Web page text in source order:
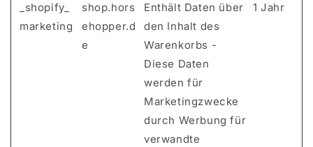
_shopify_
marketing
shop.hors
ehopper.d
e
Enthält Daten über
den Inhalt des
Warenkorbs -
Diese Daten
werden für
Marketingzwecke
durch Werbung für
verwandte
1 Jahr